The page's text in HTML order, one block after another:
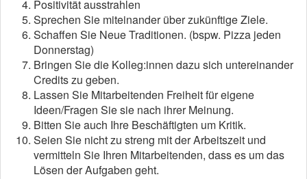
Positivität ausstrahlen
Sprechen Sie miteinander über zukünftige Ziele.
Schaffen Sie Neue Traditionen. (bspw. Pizza jeden
Donnerstag)
Bringen Sie die Kolleg:innen dazu sich untereinander
Credits zu geben.
Lassen Sie Mitarbeitenden Freiheit für eigene
Ideen/Fragen Sie sie nach ihrer Meinung.
Bitten Sie auch Ihre Beschäftigten um Kritik.
Seien Sie nicht zu streng mit der Arbeitszeit und
vermitteln Sie Ihren Mitarbeitenden, dass es um das
Lösen der Aufgaben geht.